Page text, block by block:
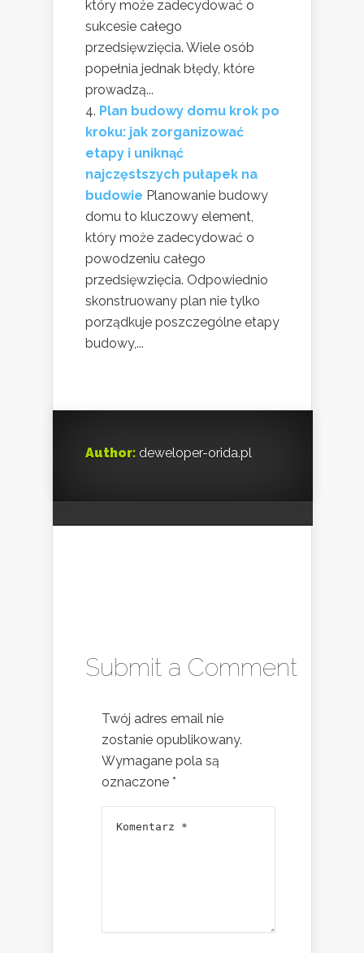
który może zadecydować o
sukcesie całego
przedsięwzięcia. Wiele osób
popełnia jednak błędy, które
prowadzą...
Plan budowy domu krok po
kroku: jak zorganizować
etapy i uniknąć
najczęstszych pułapek na
budowie Planowanie budowy
domu to kluczowy element,
który może zadecydować o
powodzeniu całego
przedsięwzięcia. Odpowiednio
skonstruowany plan nie tylko
porządkuje poszczególne etapy
budowy,...
Author: deweloper-orida.pl
Submit a Comment
Twój adres email nie
zostanie opublikowany.
Wymagane pola są
oznaczone *